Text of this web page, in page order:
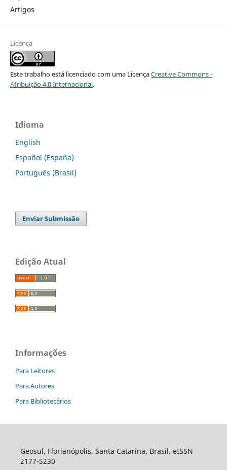
Artigos
Licença
Este trabalho está licenciado com uma LicençaCreative Commons -
Atribuição 4.0 Internacional.
Idioma
English
Español (España)
Português (Brasil)
Enviar Submissão
Edição Atual
Informações
Para Leitores
Para Autores
Para Bibliotecários
Geosul, Florianópolis, Santa Catarina, Brasil. eISSN
2177-5230